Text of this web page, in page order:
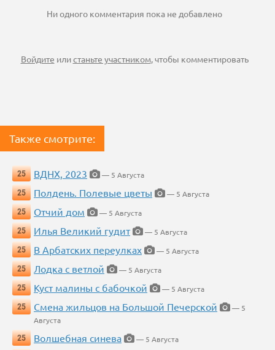
Ни одного комментария пока не добавлено
Войдите илистаньте участником, чтобы комментировать
Также смотрите:
25 ВДНХ, 2023
— 5 Августа
25
Полдень. Полевые цветы
— 5 Августа
25
Отчий дом
— 5 Августа
25
Илья Великий гудит
— 5 Августа
25
В Арбатских переулках
— 5 Августа
25
Лодка с ветлой
— 5 Августа
25
Куст малины с бабочкой
— 5 Августа
25
Смена жильцов на Большой Печерской
— 5
Августа
25
Волшебная синева
— 5 Августа